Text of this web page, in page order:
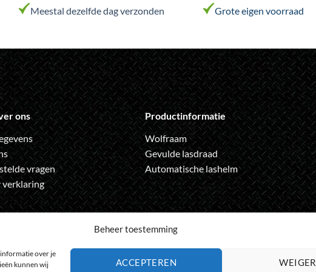
Beheer toestemming
over je
kunnen wij
ACCEPTEREN WEIGER
variaties.
kan
gekozen
worden
op
de
productpagina
variaties.
kan
gekozen
worden
op
de
productpagina
Meestal dezelfde dag verzonden Grote eigen voorraad
ons
vragen
verklaring
Productinformatie
Wolfraam
Gevulde lasdraad
Automatische lashelm